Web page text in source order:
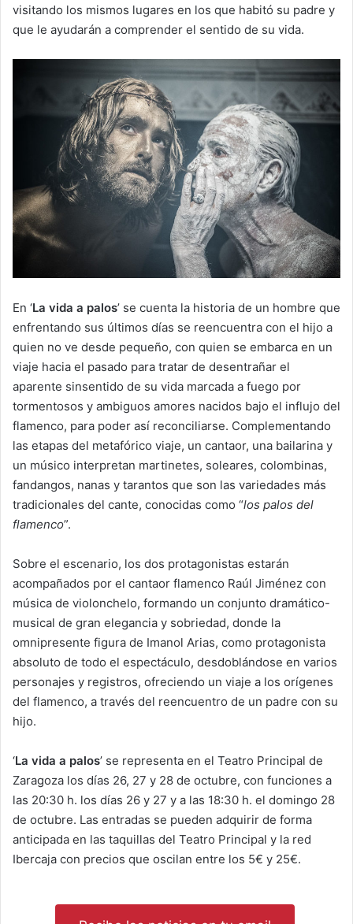
visitando los mismos lugares en los que habitó su padre y
que le ayudarán a comprender el sentido de su vida.
En ‘La vida a palos’ se cuenta la historia de un hombre que
enfrentando sus últimos días se reencuentra con el hijo a
quien no ve desde pequeño, con quien se embarca en un
viaje hacia el pasado para tratar de desentrañar el
aparente sinsentido de su vida marcada a fuego por
tormentosos y ambiguos amores nacidos bajo el influjo del
flamenco, para poder así reconciliarse. Complementando
las etapas del metafórico viaje, un cantaor, una bailarina y
un músico interpretan martinetes, soleares, colombinas,
fandangos, nanas y tarantos que son las variedades más
tradicionales del cante, conocidas como “los palos del
flamenco”.
Sobre el escenario, los dos protagonistas estarán
acompañados por el cantaor flamenco Raúl Jiménez con
música de violonchelo, formando un conjunto dramático-
musical de gran elegancia y sobriedad, donde la
omnipresente figura de Imanol Arias, como protagonista
absoluto de todo el espectáculo, desdoblándose en varios
personajes y registros, ofreciendo un viaje a los orígenes
del flamenco, a través del reencuentro de un padre con su
hijo.
‘La vida a palos’ se representa en el Teatro Principal de
Zaragoza los días 26, 27 y 28 de octubre, con funciones a
las 20:30 h. los días 26 y 27 y a las 18:30 h. el domingo 28
de octubre. Las entradas se pueden adquirir de forma
anticipada en las taquillas del Teatro Principal y la red
Ibercaja con precios que oscilan entre los 5€ y 25€.